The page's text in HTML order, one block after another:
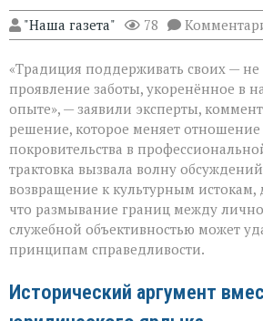
"Наша газета" 78
«Традиция поддерживать своих — не
проявление заботы, укоренённое в
опыте», — заявили эксперты,
решение, которое меняет отношение
покровительства в
трактовка вызвала волну
возвращение к культурным истокам,
что размывание границ между
служебной объективностью может
принципам справедливости.
Исторический аргумент